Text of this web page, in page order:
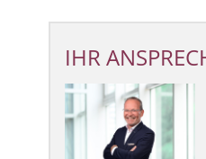
IHR